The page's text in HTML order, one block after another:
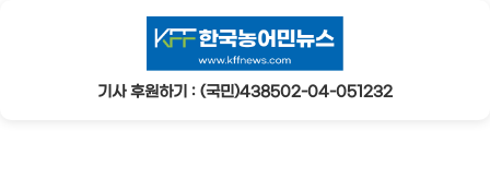
기사 후원하기 : (국민)438502-04-051232